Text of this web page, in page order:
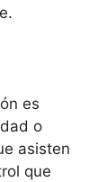
es
o
asisten
que